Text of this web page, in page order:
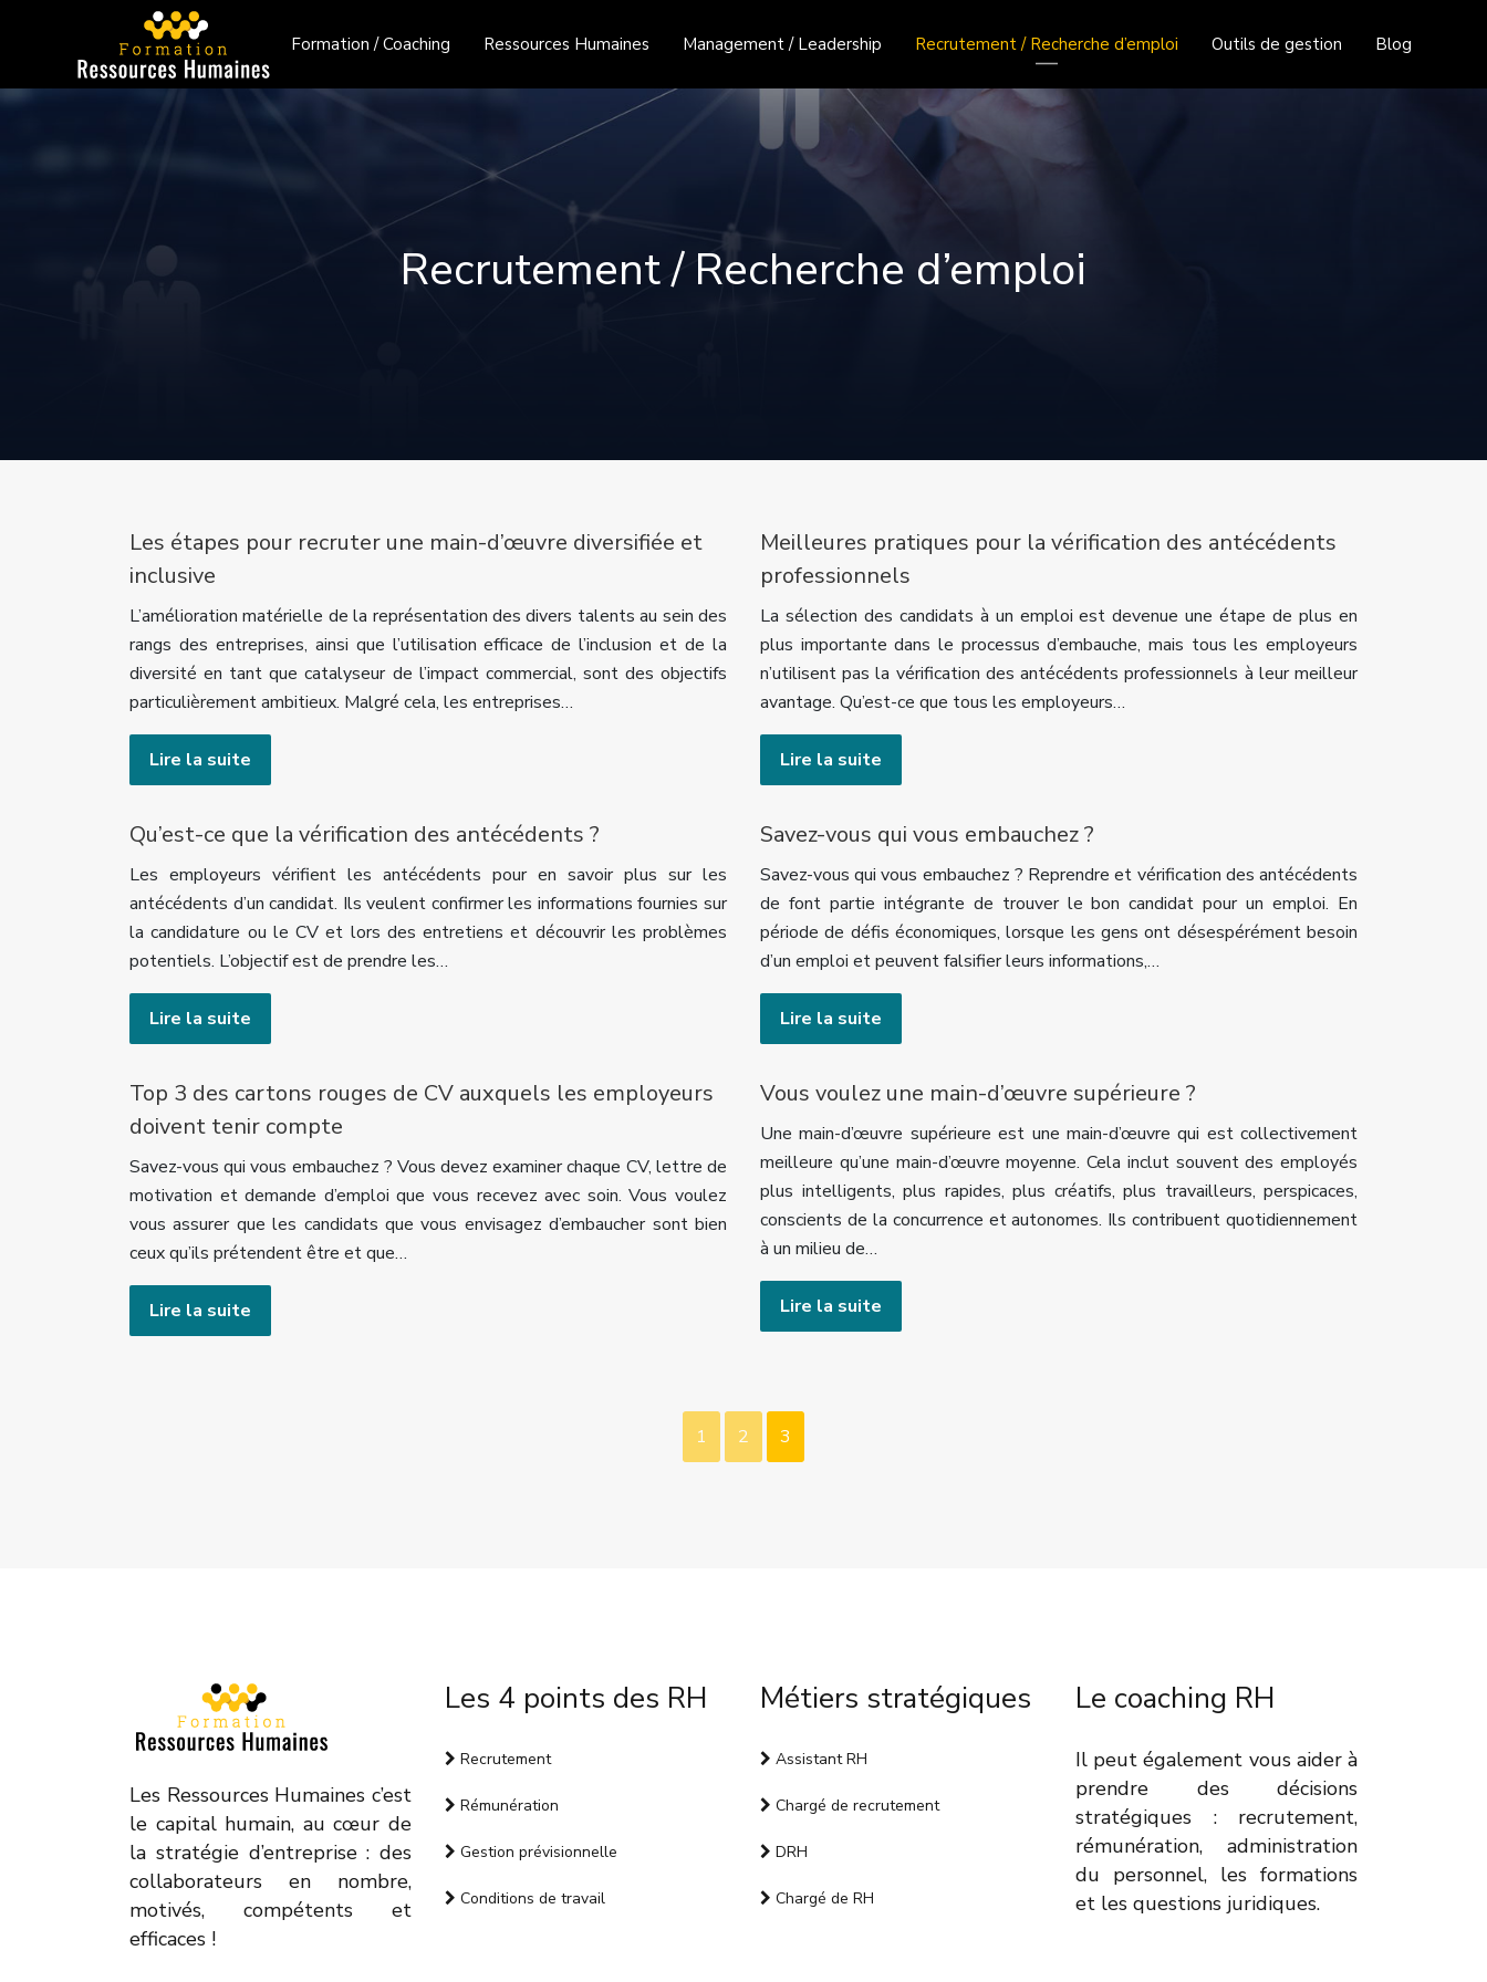
Formation / Coaching Ressources Humaines Management / Leadership Recrutement / Recherche d’emploi Outils de gestion Blog
Recrutement / Recherche d’emploi
Les étapes pour recruter une main-d’œuvre diversifiée et
inclusive
L’amélioration matérielle de la représentation des divers talents au sein des
rangs des entreprises, ainsi que l’utilisation efficace de l’inclusion et de la
diversité en tant que catalyseur de l’impact commercial, sont des objectifs
particulièrement ambitieux. Malgré cela, les entreprises…
Lire la suite
Meilleures pratiques pour la vérification des antécédents
professionnels
La sélection des candidats à un emploi est devenue une étape de plus en
plus importante dans le processus d’embauche, mais tous les employeurs
n’utilisent pas la vérification des antécédents professionnels à leur meilleur
avantage. Qu’est-ce que tous les employeurs…
Lire la suite
Qu’est-ce que la vérification des antécédents ?
Les employeurs vérifient les antécédents pour en savoir plus sur les
antécédents d’un candidat. Ils veulent confirmer les informations fournies sur
la candidature ou le CV et lors des entretiens et découvrir les problèmes
potentiels. L’objectif est de prendre les…
Lire la suite
Savez-vous qui vous embauchez ?
Savez-vous qui vous embauchez ? Reprendre et vérification des antécédents
de font partie intégrante de trouver le bon candidat pour un emploi. En
période de défis économiques, lorsque les gens ont désespérément besoin
d’un emploi et peuvent falsifier leurs informations,…
Lire la suite
Top 3 des cartons rouges de CV auxquels les employeurs
doivent tenir compte
Savez-vous qui vous embauchez ? Vous devez examiner chaque CV, lettre de
motivation et demande d’emploi que vous recevez avec soin. Vous voulez
vous assurer que les candidats que vous envisagez d’embaucher sont bien
ceux qu’ils prétendent être et que…
Lire la suite
Vous voulez une main-d’œuvre supérieure ?
Une main-d’œuvre supérieure est une main-d’œuvre qui est collectivement
meilleure qu’une main-d’œuvre moyenne. Cela inclut souvent des employés
plus intelligents, plus rapides, plus créatifs, plus travailleurs, perspicaces,
conscients de la concurrence et autonomes. Ils contribuent quotidiennement
à un milieu de…
Lire la suite
1 2 3
Les Ressources Humaines c’est
le capital humain, au cœur de
la stratégie d’entreprise : des
collaborateurs en nombre,
motivés, compétents et
efficaces !
Les 4 points des RH
Recrutement
Rémunération
Gestion prévisionnelle
Conditions de travail
Métiers stratégiques
Assistant RH
Chargé de recrutement
DRH
Chargé de RH
Le coaching RH
Il peut également vous aider à
prendre des décisions
stratégiques : recrutement,
rémunération, administration
du personnel, les formations
et les questions juridiques.